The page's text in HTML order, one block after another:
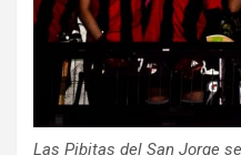
k
Las Pibitas del San Jorge